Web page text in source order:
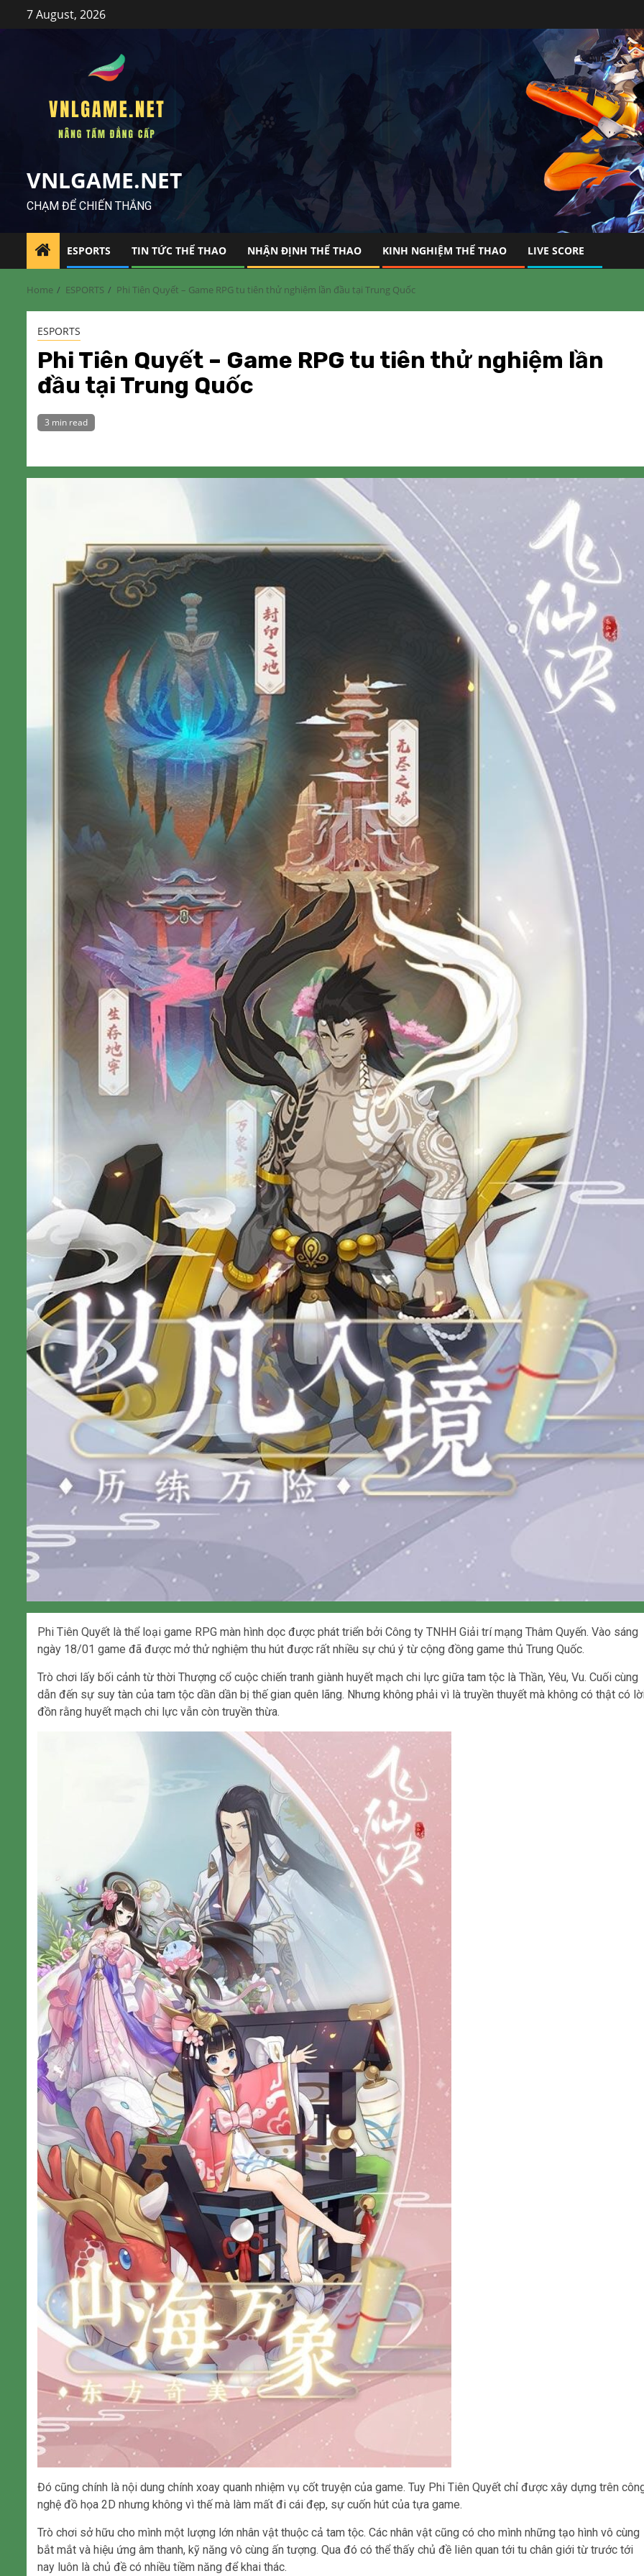
7 August, 2026
VNLGAME.NET
CHẠM ĐỂ CHIẾN THẮNG
ESPORTS TIN TỨC THỂ THAO NHẬN ĐỊNH THỂ THAO KINH NGHIỆM THỂ THAO LIVE SCORE
Home ESPORTS Phi Tiên Quyết – Game RPG tu tiên thử nghiệm lần đầu tại Trung Quốc
ESPORTS
Phi Tiên Quyết – Game RPG tu tiên thử nghiệm lần
đầu tại Trung Quốc
3 min read
Phi Tiên Quyết là thể loại game RPG màn hình dọc được phát triển bởi Công ty TNHH Giải trí mạng Thâm Quyến. Vào sáng
ngày 18/01 game đã được mở thử nghiệm thu hút được rất nhiều sự chú ý từ cộng đồng game thủ Trung Quốc.
Trò chơi lấy bối cảnh từ thời Thượng cổ cuộc chiến tranh giành huyết mạch chi lực giữa tam tộc là Thần, Yêu, Vu. Cuối cùng
dẫn đến sự suy tàn của tam tộc dần dần bị thế gian quên lãng. Nhưng không phải vì là truyền thuyết mà không có thật có
đồn rằng huyết mạch chi lực vẫn còn truyền thừa.
Đó cũng chính là nội dung chính xoay quanh nhiệm vụ cốt truyện của game. Tuy Phi Tiên Quyết chỉ được xây dựng trên
nghệ đồ họa 2D nhưng không vì thế mà làm mất đi cái đẹp, sự cuốn hút của tựa game.
Trò chơi sở hữu cho mình một lượng lớn nhân vật thuộc cả tam tộc. Các nhân vật cũng có cho mình những tạo hình vô cùng
bắt mắt và hiệu ứng âm thanh, kỹ năng vô cùng ấn tượng. Qua đó có thể thấy chủ đề liên quan tới tu chân giới từ trước tới
nay luôn là chủ đề có nhiều tiềm năng để khai thác.